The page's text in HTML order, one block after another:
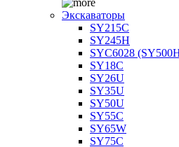
Экскаваторы
SY215C
SY245H
SYC6028
SY18C
SY26U
SY35U
SY50U
SY55C
SY65W
SY75C